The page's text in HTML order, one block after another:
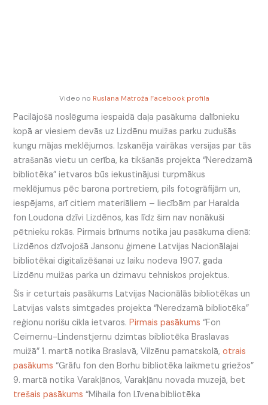
Video no Ruslana Matroža Facebook profila
Pacilājošā noslēguma iespaidā daļa pasākuma dalībnieku
kopā ar viesiem devās uz Lizdēnu muižas parku zudušās
kungu mājas meklējumos. Izskanēja vairākas versijas par tās
atrašanās vietu un cerība, ka tikšanās projekta “Neredzamā
bibliotēka” ietvaros būs iekustinājusi turpmākus
meklējumus pēc barona portretiem, pils fotogrāfijām un,
iespējams, arī citiem materiāliem – liecībām par Haralda
fon Loudona dzīvi Lizdēnos, kas līdz šim nav nonākuši
pētnieku rokās. Pirmais brīnums notika jau pasākuma dienā:
Lizdēnos dzīvojošā Jansonu ģimene Latvijas Nacionālajai
bibliotēkai digitalizēšanai uz laiku nodeva 1907. gada
Lizdēnu muižas parka un dzirnavu tehniskos projektus.
Šis ir ceturtais pasākums Latvijas Nacionālās bibliotēkas un
Latvijas valsts simtgades projekta “Neredzamā bibliotēka”
reģionu norišu cikla ietvaros.Pirmais pasākums “Fon
Ceimernu-Lindenstjernu dzimtas bibliotēka Braslavas
muižā” 1. martā notika Braslavā, Vilzēnu pamatskolā,otrais
pasākums “Grāfu fon den Borhu bibliotēka laikmetu griežos”
9. martā notika Varakļānos, Varakļānu novada muzejā, bet
trešais pasākums “Mihaila fon Līvena bibliotēka